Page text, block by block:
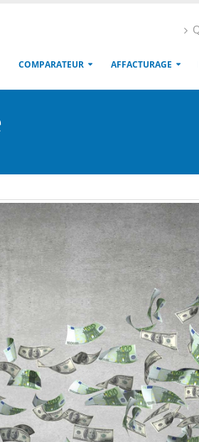
COMPARATEUR AFFACTURAGE